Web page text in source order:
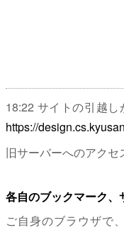
18:22 サイトの引越
https://
旧サーバーへのアクセ
各自のブックマーク
ご自身のブラウザで